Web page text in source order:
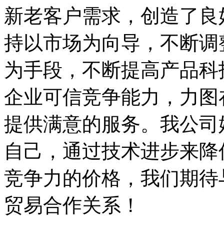
新老客户需求，创造了
持以市场为向导，不断
为手段，不断提高产品
企业可信竞争能力，力
提供满意的服务。我公
自己，通过技术进步来
竞争力的价格，我们期
贸易合作关系！